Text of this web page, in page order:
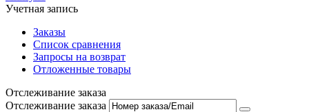
Учетная запись
Заказы
Список сравнения
Запросы на возврат
Отложенные товары
Отслеживание заказа
Отслеживание заказа